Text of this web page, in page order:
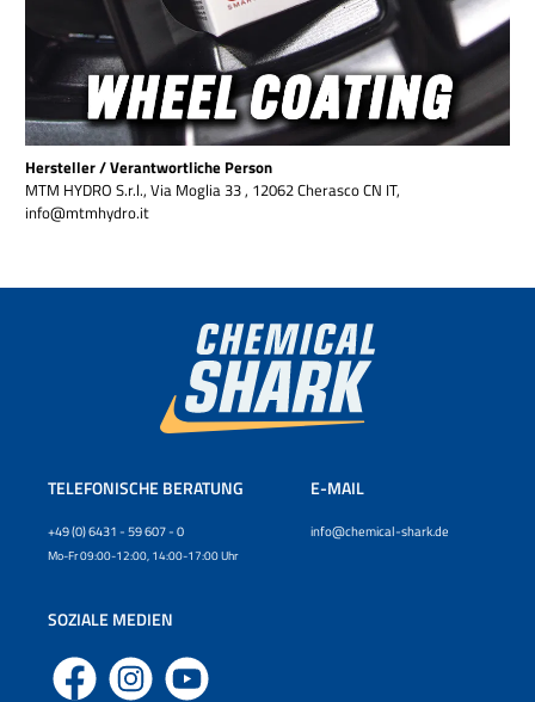
Hersteller / Verantwortliche Person
MTM HYDRO S.r.l., Via Moglia 33 , 12062 Cherasco CN IT,
info@mtmhydro.it
TELEFONISCHE BERATUNG
+49 (0) 6431 - 59 607 - 0
Mo-Fr 09:00-12:00, 14:00-17:00 Uhr
E-MAIL
info@chemical-shark.de
SOZIALE MEDIEN
Facebook Instagram YouTube